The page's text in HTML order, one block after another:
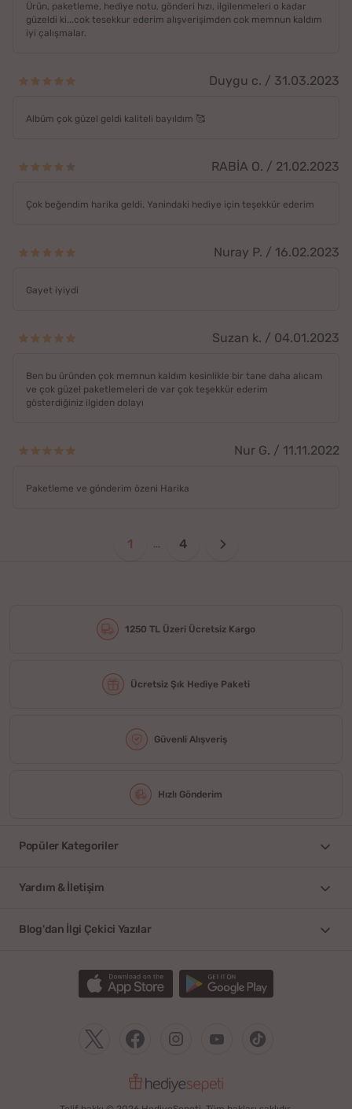
Ürün, paketleme, hediye notu, gönderi hızı, ilgilenmeleri o kadar
güzeldi ki...cok tesekkur ederim alışverişimden cok memnun kaldım
iyi çalışmalar.
Duygu c. / 31.03.2023
Albüm çok güzel geldi kaliteli bayıldım 🥰
RABİA O. / 21.02.2023
Çok beğendim harika geldi. Yanindaki hediye için teşekkür ederim
Nuray P. / 16.02.2023
Gayet iyiydi
Suzan k. / 04.01.2023
Ben bu üründen çok memnun kaldım kesinlikle bir tane daha alıcam
ve çok güzel paketlemeleri de var çok teşekkür ederim
gösterdiğiniz ilgiden dolayı
Nur G. / 11.11.2022
Paketleme ve gönderim özeni Harika
1 4
1250 TL Üzeri Ücretsiz Kargo
Ücretsiz Şık Hediye Paketi
Güvenli Alışveriş
Hızlı Gönderim
Popüler Kategoriler
Yardım & İletişim
Blog'dan İlgi Çekici Yazılar